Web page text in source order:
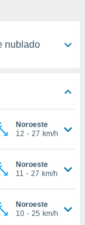
nublado
Noroeste
12 - 27 km/h
Noroeste
11 - 27 km/h
Noroeste
10 - 25 km/h